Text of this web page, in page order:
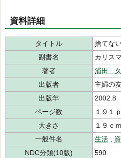
資料詳細
タイトル
捨てな
副書名
カリス
著者
浦田
出版者
主婦の
出版年
2002.8
ページ数
１９１ｐ
大きさ
１９ｃｍ
一般件名
生活
NDC分類(10版)
590